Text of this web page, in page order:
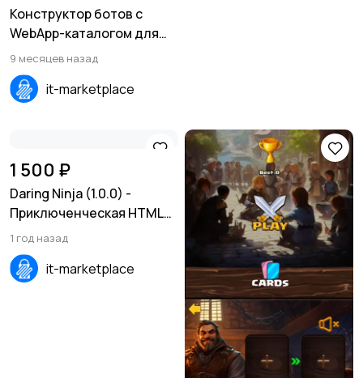
Конструктор ботов с
WebApp-каталогом для
Telegram и WhatsApp
9 месяцев назад
it-marketplace
1 500 ₽
Daring Ninja (1.0.0) -
Приключенческая HTML5-